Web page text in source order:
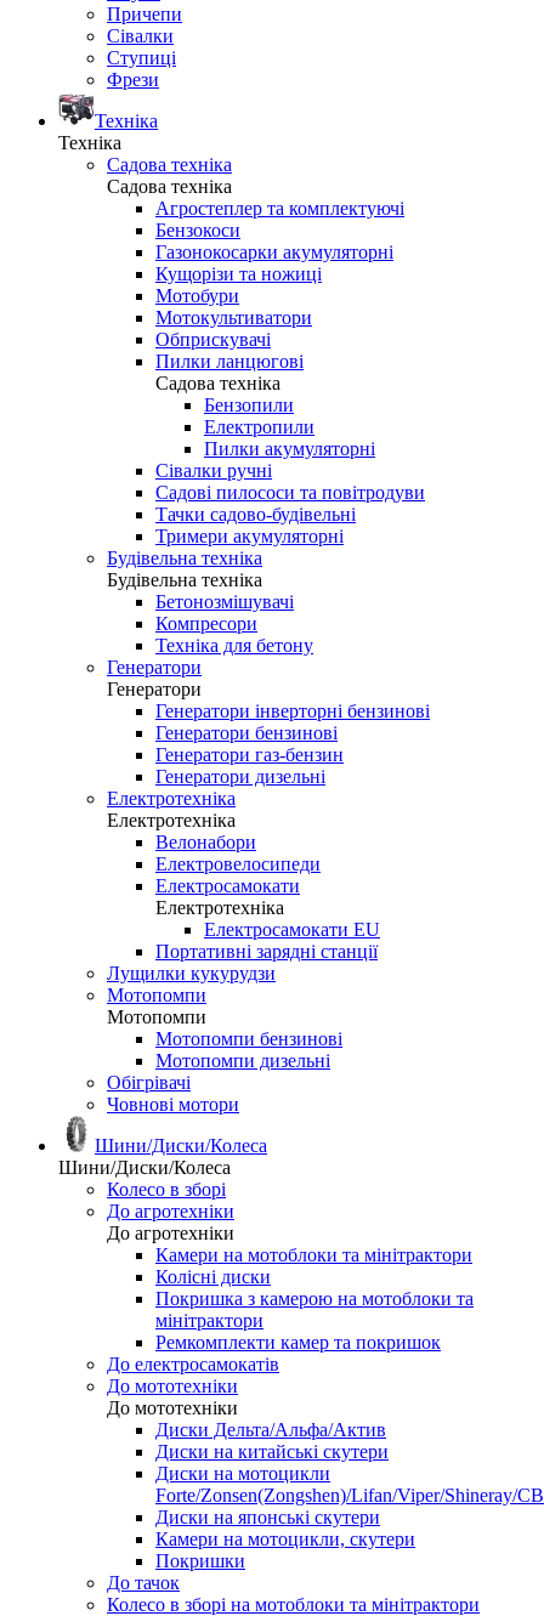
Причепи
Сівалки
Ступиці
Фрези
Техніка
Техніка
Садова техніка
Садова техніка
Агростеплер та комплектуючі
Бензокоси
Газонокосарки акумуляторні
Кущорізи та ножиці
Мотобури
Мотокультиватори
Обприскувачі
Пилки ланцюгові
Садова техніка
Бензопили
Електропили
Пилки акумуляторні
Сівалки ручні
Садові пилососи та повітродуви
Тачки садово-будівельні
Тримери акумуляторні
Будівельна техніка
Будівельна техніка
Бетонозмішувачі
Компресори
Техніка для бетону
Генератори
Генератори
Генератори інверторні бензинові
Генератори бензинові
Генератори газ-бензин
Генератори дизельні
Електротехніка
Електротехніка
Велонабори
Електровелосипеди
Електросамокати
Електротехніка
Електросамокати EU
Портативні зарядні станції
Лущилки кукурудзи
Мотопомпи
Мотопомпи
Мотопомпи бензинові
Мотопомпи дизельні
Обігрівачі
Човнові мотори
Шини/Диски/Колеса
Шини/Диски/Колеса
Колесо в зборі
До агротехніки
До агротехніки
Камери на мотоблоки та мінітрактори
Колісні диски
Покришка з камерою на мотоблоки та
мінітрактори
Ремкомплекти камер та покришок
До електросамокатів
До мототехніки
До мототехніки
Диски Дельта/Альфа/Актив
Диски на китайські скутери
Диски на мотоцикли
Forte/Zonsen(Zongshen)/Lifan/Viper/Shineray/CB
Диски на японські скутери
Камери на мотоцикли, скутери
Покришки
До тачок
Колесо в зборі на мотоблоки та мінітрактори